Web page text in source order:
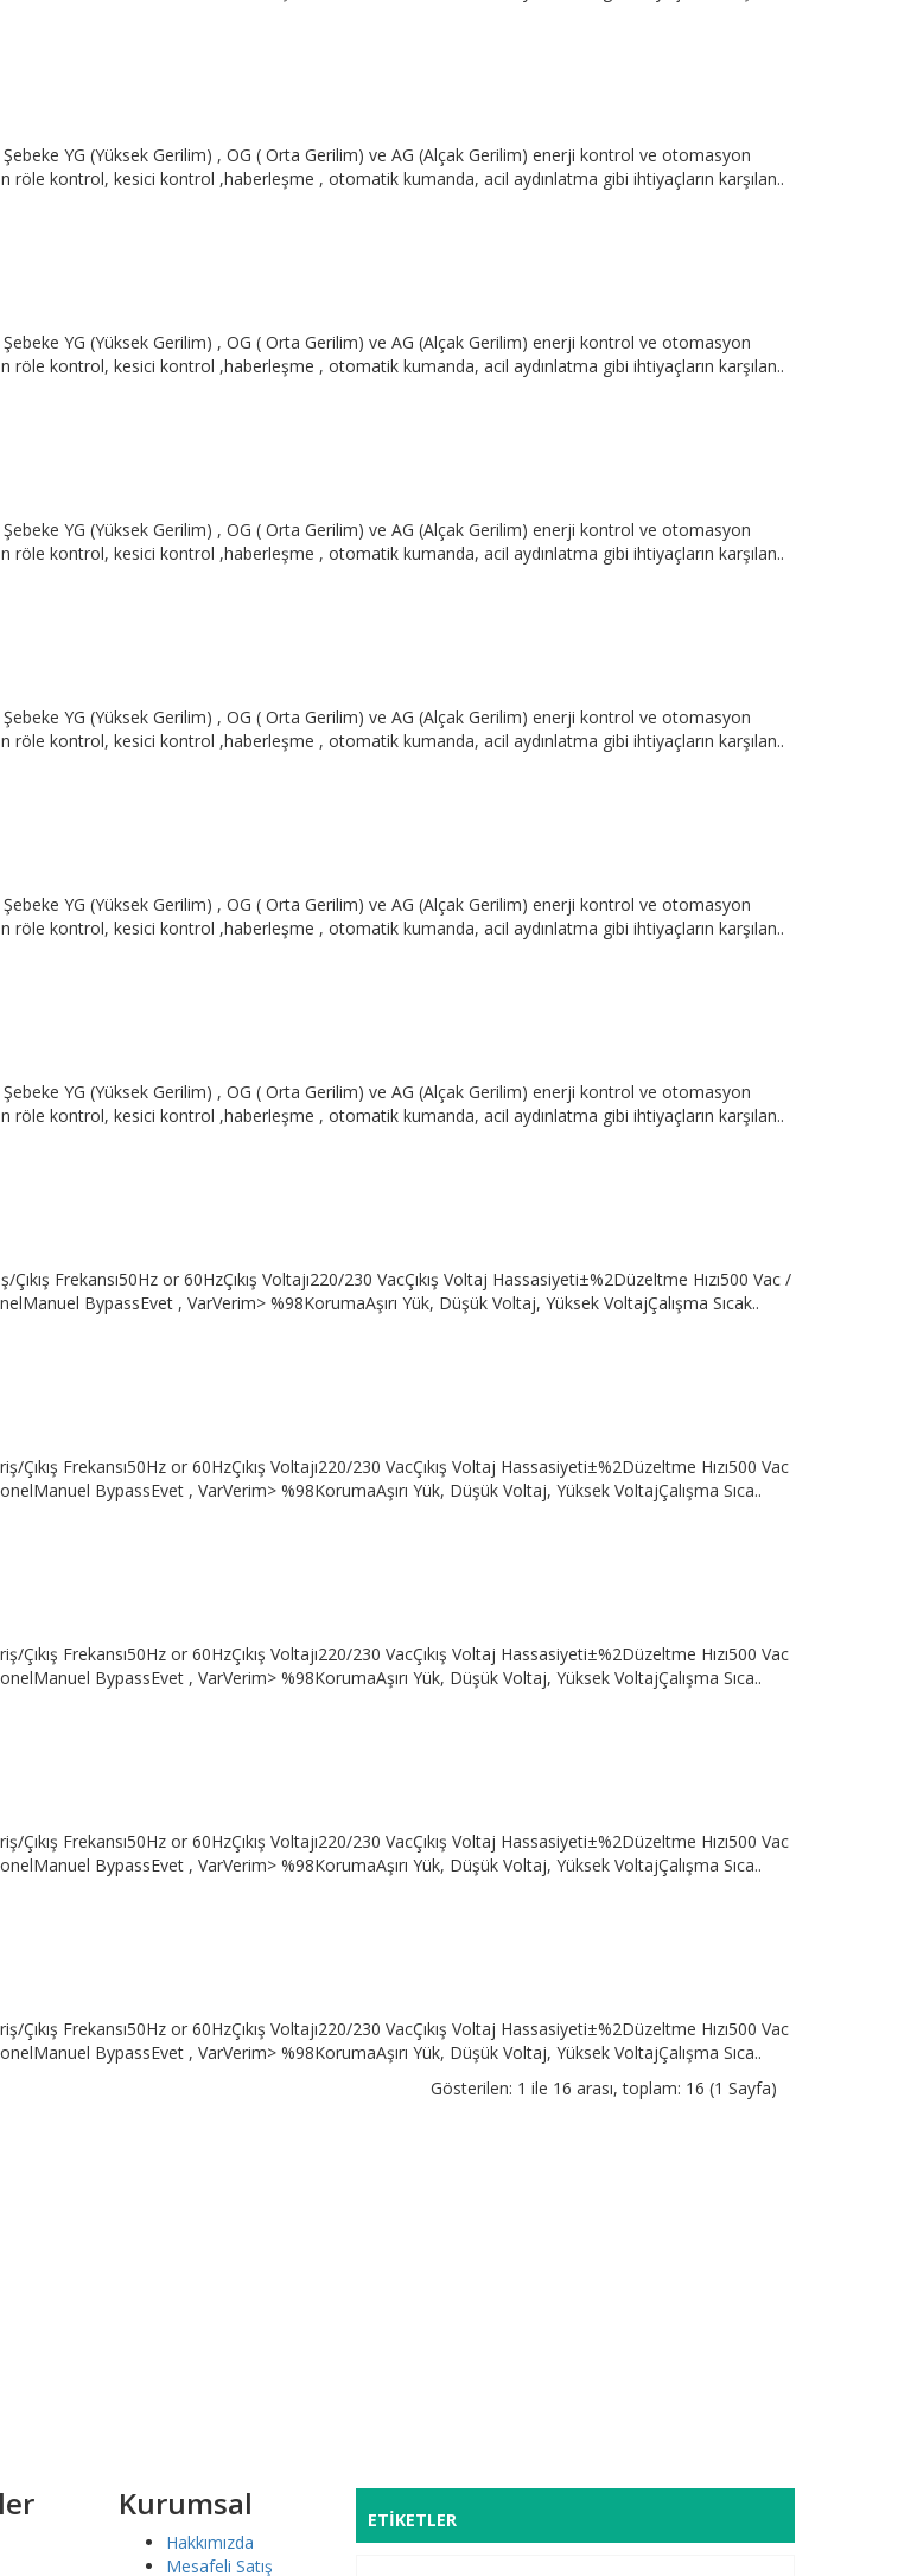
Şebeke YG (Yüksek Gerilim) , OG ( Orta Gerilim) ve AG (Alçak Gerilim) enerji kontrol ve otomasyon
kontrol, kesici kontrol ,haberleşme , otomatik kumanda, acil aydınlatma gibi ihtiyaçların karşılan..
Şebeke YG (Yüksek Gerilim) , OG ( Orta Gerilim) ve AG (Alçak Gerilim) enerji kontrol ve otomasyon
kontrol, kesici kontrol ,haberleşme , otomatik kumanda, acil aydınlatma gibi ihtiyaçların karşılan..
Şebeke YG (Yüksek Gerilim) , OG ( Orta Gerilim) ve AG (Alçak Gerilim) enerji kontrol ve otomasyon
kontrol, kesici kontrol ,haberleşme , otomatik kumanda, acil aydınlatma gibi ihtiyaçların karşılan..
Şebeke YG (Yüksek Gerilim) , OG ( Orta Gerilim) ve AG (Alçak Gerilim) enerji kontrol ve otomasyon
kontrol, kesici kontrol ,haberleşme , otomatik kumanda, acil aydınlatma gibi ihtiyaçların karşılan..
Şebeke YG (Yüksek Gerilim) , OG ( Orta Gerilim) ve AG (Alçak Gerilim) enerji kontrol ve otomasyon
kontrol, kesici kontrol ,haberleşme , otomatik kumanda, acil aydınlatma gibi ihtiyaçların karşılan..
Şebeke YG (Yüksek Gerilim) , OG ( Orta Gerilim) ve AG (Alçak Gerilim) enerji kontrol ve otomasyon
kontrol, kesici kontrol ,haberleşme , otomatik kumanda, acil aydınlatma gibi ihtiyaçların karşılan..
Frekansı50Hz or 60HzÇıkış Voltajı220/230 VacÇıkış Voltaj Hassasiyeti±%2Düzeltme Hızı500 Vac /
BypassEvet , VarVerim> %98KorumaAşırı Yük, Düşük Voltaj, Yüksek VoltajÇalışma Sıcak..
Frekansı50Hz or 60HzÇıkış Voltajı220/230 VacÇıkış Voltaj Hassasiyeti±%2Düzeltme Hızı500 Vac
BypassEvet , VarVerim> %98KorumaAşırı Yük, Düşük Voltaj, Yüksek VoltajÇalışma Sıca..
Frekansı50Hz or 60HzÇıkış Voltajı220/230 VacÇıkış Voltaj Hassasiyeti±%2Düzeltme Hızı500 Vac
BypassEvet , VarVerim> %98KorumaAşırı Yük, Düşük Voltaj, Yüksek VoltajÇalışma Sıca..
Frekansı50Hz or 60HzÇıkış Voltajı220/230 VacÇıkış Voltaj Hassasiyeti±%2Düzeltme Hızı500 Vac
BypassEvet , VarVerim> %98KorumaAşırı Yük, Düşük Voltaj, Yüksek VoltajÇalışma Sıca..
Frekansı50Hz or 60HzÇıkış Voltajı220/230 VacÇıkış Voltaj Hassasiyeti±%2Düzeltme Hızı500 Vac
BypassEvet , VarVerim> %98KorumaAşırı Yük, Düşük Voltaj, Yüksek VoltajÇalışma Sıca..
Gösterilen: 1 ile 16 arası, toplam: 16 (1 Sayfa)
Kurumsal
Hakkımızda
Mesafeli Satış
ETIKETLER